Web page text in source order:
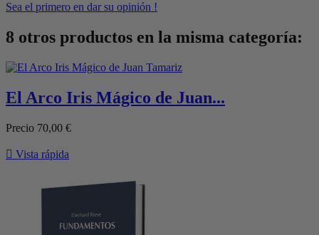
Sea el primero en dar su opinión !
8 otros productos en la misma categoría:
El Arco Iris Mágico de Juan...
Precio 70,00 €
 Vista rápida